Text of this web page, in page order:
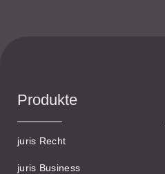
Produkte
juris Recht
juris Business